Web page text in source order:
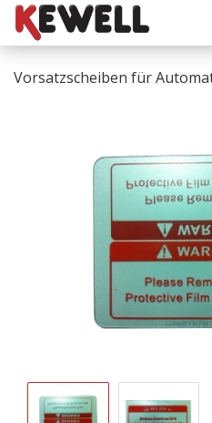
Vorsatzscheiben für